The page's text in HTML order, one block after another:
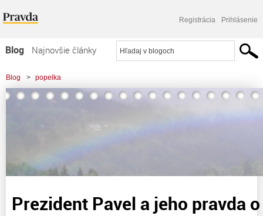
Registrácia Prihlásenie
Blog
Najnovšie články
Najčítanejšie články
Najkomentovanejšie články
Blog > popelka
> Prezident Pavel a jeho pravda o "luxusní" dovolené ve Španělsku. . . .
Prezident Pavel a jeho pravda o